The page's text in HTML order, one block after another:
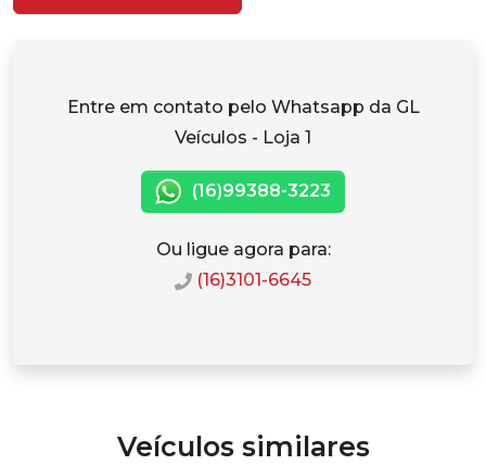
Entre em contato pelo Whatsapp da GL
Veículos - Loja 1
(16)99388-3223
Ou ligue agora para:
(16)3101-6645
Veículos similares